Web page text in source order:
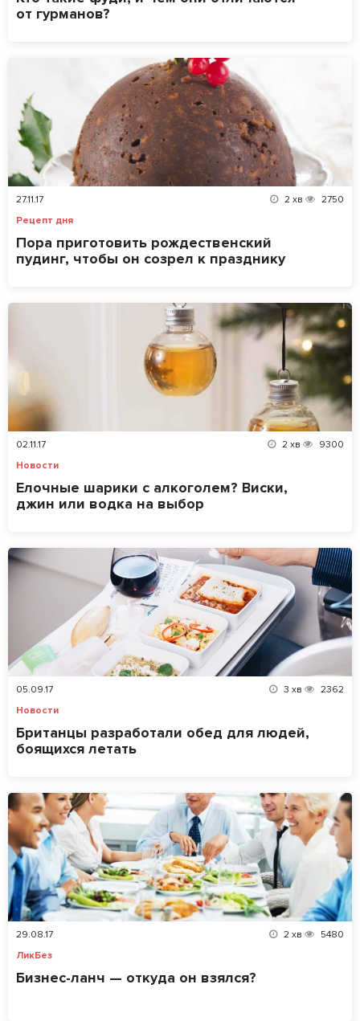
от гурманов?
27.11.17 2 хв
2750
Рецепт дня
Пора приготовить рождественский
пудинг, чтобы он созрел к празднику
02.11.17 2 хв
9300
Новости
Елочные шарики с алкоголем? Виски,
джин или водка на выбор
05.09.17 3 хв
2362
Новости
Британцы разработали обед для людей,
боящихся летать
29.08.17 2 хв
5480
ЛикБез
Бизнес-ланч — откуда он взялся?